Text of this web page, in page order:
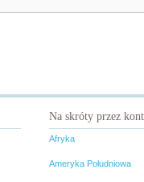
Na skróty przez
Afryka
Ameryka Południowa